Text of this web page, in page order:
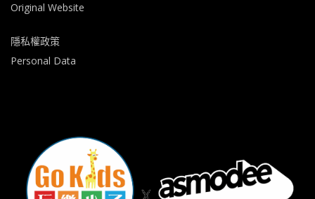
Original Website
隱私權政策
Personal Data